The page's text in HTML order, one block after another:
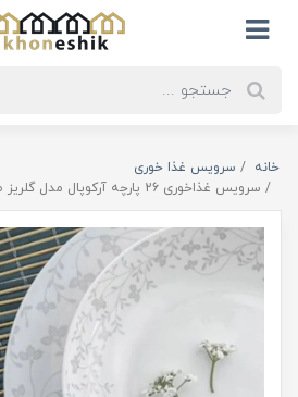
خانه
سرویس غذا خوری
سرویس غذاخوری 26 پارچه آرکوپال مدل گلریز طوسی